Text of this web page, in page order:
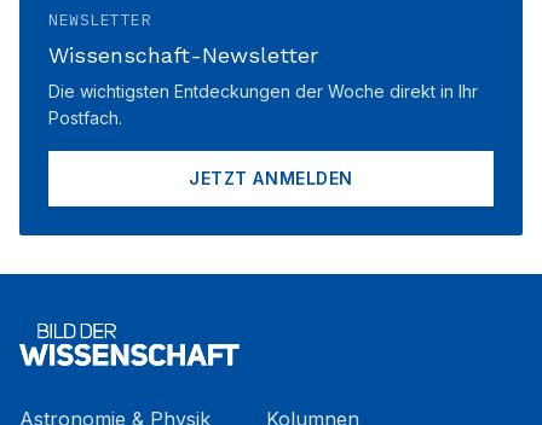
NEWSLETTER
Wissenschaft-Newsletter
Die wichtigsten Entdeckungen der Woche direkt in Ihr
Postfach.
JETZT ANMELDEN
Astronomie & Physik
Kolumnen